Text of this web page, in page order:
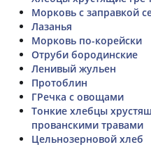
Морковь с заправкой
Лазанья
Морковь по-корейски
Отруби бородинские
Ленивый жульен
Протоблин
ГРечка с овощами
Тонкие хлебцы
прованскими травами
Цельнозерновой хлеб